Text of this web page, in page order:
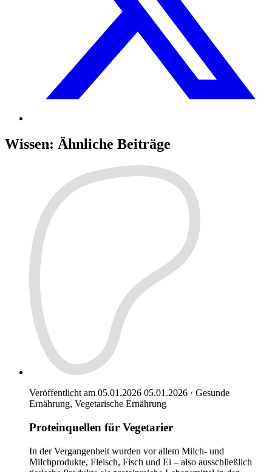
Wissen: Ähnliche Beiträge
Veröffentlicht am 05.01.2026 05.01.2026 · Gesunde
Ernährung, Vegetarische Ernährung
Proteinquellen für Vegetarier
In der Vergangenheit wurden vor allem Milch- und
Milchprodukte, Fleisch, Fisch und Ei – also ausschließlich